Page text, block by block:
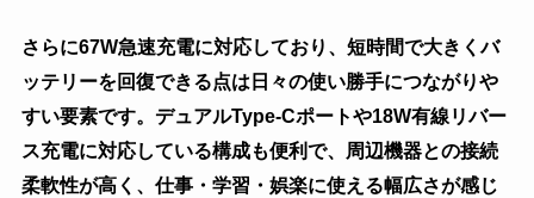
さらに67W急速充電に対応しており、短時間で大きくバ
ッテリーを回復できる点は日々の使い勝手につながりや
すい要素です。デュアルType-Cポートや18W有線リバー
ス充電に対応している構成も便利で、周辺機器との接続
柔軟性が高く、仕事・学習・娯楽に使える幅広さが感じ